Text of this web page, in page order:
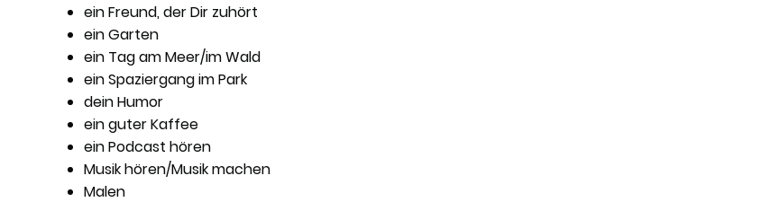
ein Freund, der Dir zuhört
ein Garten
ein Tag am Meer/im Wald
ein Spaziergang im Park
dein Humor
ein guter Kaffee
ein Podcast hören
Musik hören/Musik machen
Malen